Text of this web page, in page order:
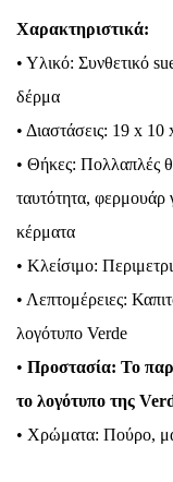
Χαρακτηριστικά:
• Υλικό: Συνθετικό
δέρμα
• Διαστάσεις: 19 x 10
• Θήκες: Πολλαπλές
ταυτότητα, φερμουάρ
κέρματα
• Κλείσιμο:
• Λεπτομέρειες:
λογότυπο Verde
• Προστασία: Το
το λογότυπο της
• Χρώματα: Πούρο,